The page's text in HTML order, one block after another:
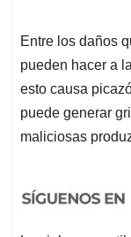
Entre los daños
pueden hacer a
esto causa
puede generar
maliciosas